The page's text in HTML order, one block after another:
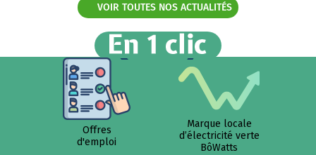
VOIR TOUTES NOS ACTUALITÉS
Offres
d'emploi
Marque locale
d’électricité verte
BôWatts